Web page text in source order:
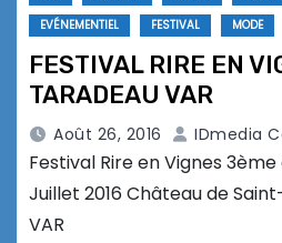
EVÉNEMENTIEL
FESTIVAL MODE
FESTIVAL RIRE EN
TARADEAU VAR
Août 26, 2016 IDmedia
Festival Rire en Vignes
Juillet 2016 Château de
VAR